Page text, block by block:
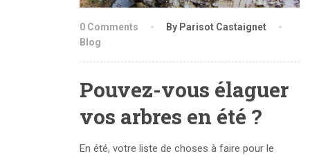
0 Comments
By Parisot Castaignet
Blog
Pouvez-vous élaguer
vos arbres en été ?
En été, votre liste de choses à faire pour le